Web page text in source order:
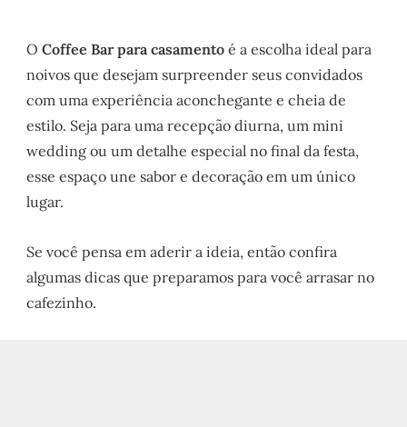
OCoffee Bar para casamento é a escolha ideal para
noivos que desejam surpreender seus convidados
com uma experiência aconchegante e cheia de
estilo. Seja para uma recepção diurna, um mini
wedding ou um detalhe especial no final da festa,
esse espaço une sabor e decoração em um único
lugar.
Se você pensa em aderir a ideia, então confira
algumas dicas que preparamos para você arrasar no
cafezinho.